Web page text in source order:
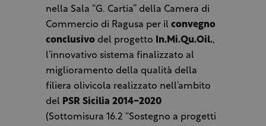
nella Sala “G. Cartia” della Camera di
Commercio di Ragusa per il convegno
conclusivodel progetto In.Mi.Qu.Oil.,
l’innovativo sistema finalizzato al
miglioramento della qualità della
filiera olivicola realizzato nell’ambito
del PSR Sicilia 2014-2020
(Sottomisura 16.2 “Sostegno a progetti